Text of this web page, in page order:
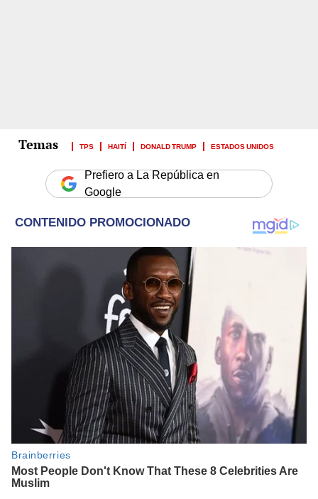
TPS HAITÍ DONALD TRUMP ESTADOS UNIDOS
Prefiero a La República en
Google